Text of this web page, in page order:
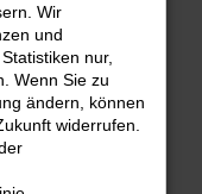
Wir
und
nur,
Wenn Sie zu
ändern, können
widerrufen.